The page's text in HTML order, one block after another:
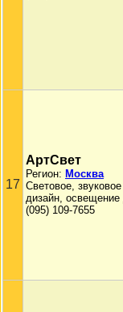
17
АртСвет
Регион: Москва
Световое,
дизайн,
(095) 109-7655